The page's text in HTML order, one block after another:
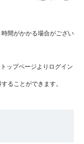
間がかかる場合がござい
ップページよりログイン
ることができます。